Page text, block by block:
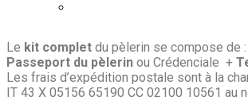
Le kit complet du pèlerin se compose de :
Passeport du pèlerin ou Crédenciale +
Les frais d’expédition postale sont à la
IT 43 X 05156 65190 CC 02100 10561 au